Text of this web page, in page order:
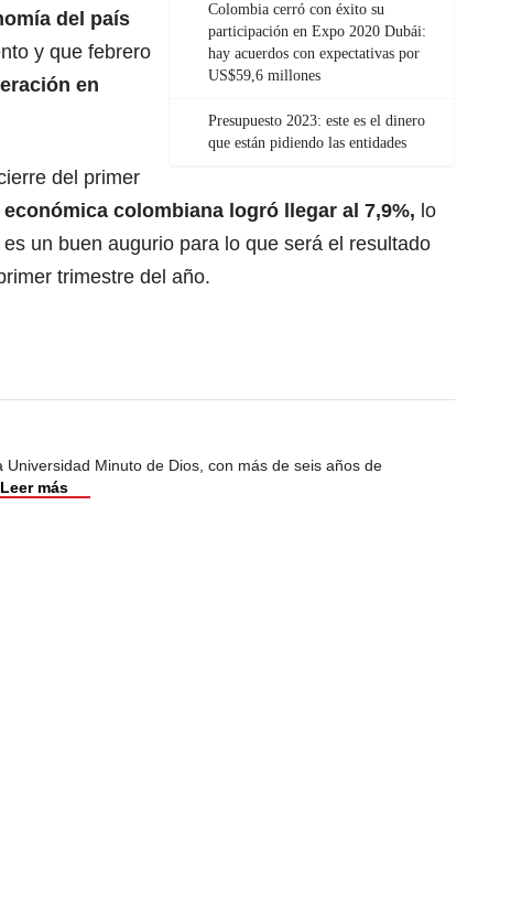
Colombia cerró con éxito su
participación en Expo 2020 Dubái:
hay acuerdos con expectativas por
US$59,6 millones
Presupuesto 2023: este es el dinero
que están pidiendo las entidades
del país
y que febrero
en
del primer
económica colombiana logró llegar al 7,9%, lo
un buen augurio para lo que será el resultado
trimestre del año.
Universidad Minuto de Dios, con más de seis años de
Leer más